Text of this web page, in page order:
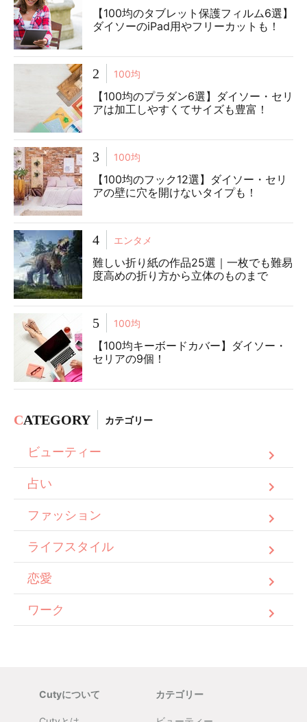
【100均のタブレット保護フィルム6選】
ダイソーのiPad用やフリーカットも！
2 100均
【100均のプラダン6選】ダイソー・セリ
アは加工しやすくてサイズも豊富！
3 100均
【100均のフック12選】ダイソー・セリ
アの壁に穴を開けないタイプも！
4 エンタメ
難しい折り紙の作品25選｜一枚でも難易
度高めの折り方から立体のものまで
5 100均
【100均キーボードカバー】ダイソー・
セリアの9個！
CATEGORY カテゴリー
ビューティー
占い
ファッション
ライフスタイル
恋愛
ワーク
Cutyについて カテゴリー